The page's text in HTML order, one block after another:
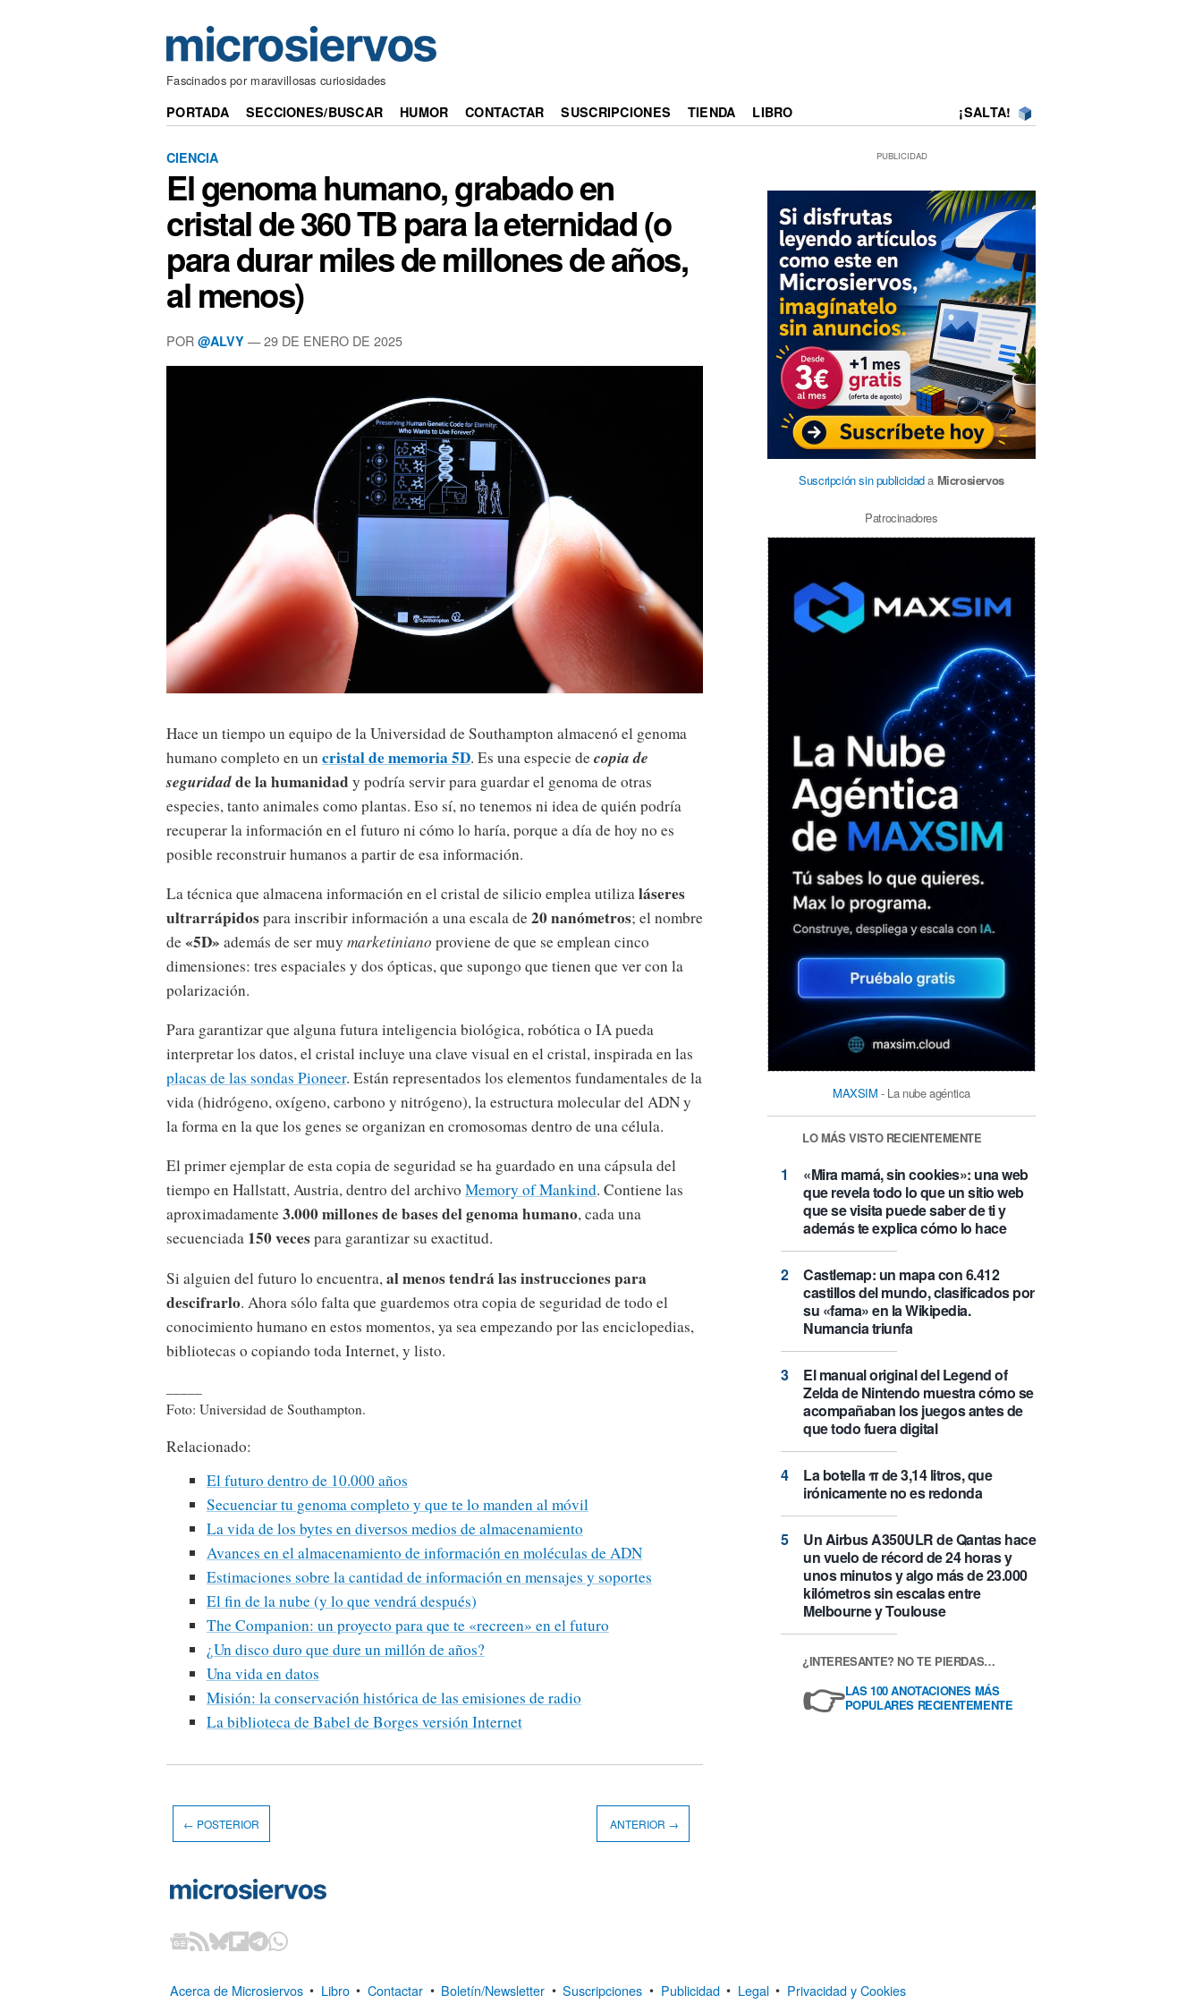
Fascinados por maravillosas curiosidades
PORTADA SECCIONES/BUSCAR HUMOR CONTACTAR SUSCRIPCIONES TIENDA LIBRO ¡SALTA!
CIENCIA
El genoma humano, grabado en
cristal de 360 TB para la eternidad (o
para durar miles de millones de años,
al menos)
POR @ALVY — 29 DE ENERO DE 2025
Hace un tiempo un equipo de la Universidad de Southampton almacenó el genoma
humano completo en uncristal de memoria 5D. Es una especie decopia de
seguridadde la humanidad y podría servir para guardar el genoma de otras
especies, tanto animales como plantas. Eso sí, no tenemos ni idea de quién podría
recuperar la información en el futuro ni cómo lo haría, porque a día de hoy no es
posible reconstruir humanos a partir de esa información.
La técnica que almacena información en el cristal de silicio emplea utilizaláseres
ultrarrápidospara inscribir información a una escala de20 nanómetros; el nombre
de«5D» además de ser muy marketiniano proviene de que se emplean cinco
dimensiones: tres espaciales y dos ópticas, que supongo que tienen que ver con la
polarización.
Para garantizar que alguna futura inteligencia biológica, robótica o IA pueda
interpretar los datos, el cristal incluye una clave visual en el cristal, inspirada en las
placas de las sondas Pioneer. Están representados los elementos fundamentales de la
vida (hidrógeno, oxígeno, carbono y nitrógeno), la estructura molecular del ADN y
la forma en la que los genes se organizan en cromosomas dentro de una célula.
El primer ejemplar de esta copia de seguridad se ha guardado en una cápsula del
tiempo en Hallstatt, Austria, dentro del archivo Memory of Mankind. Contiene las
aproximadamente3.000 millones de bases del genoma humano, cada una
secuenciada 150 vecespara garantizar su exactitud.
Si alguien del futuro lo encuentra,al menos tendrá las instrucciones para
descifrarlo. Ahora sólo falta que guardemos otra copia de seguridad de todo el
conocimiento humano en estos momentos, ya sea empezando por las enciclopedias,
bibliotecas o copiando toda Internet, y listo.
Foto: Universidad de Southampton.
Relacionado:
El futuro dentro de 10.000 años
Secuenciar tu genoma completo y que te lo manden al móvil
La vida de los bytes en diversos medios de almacenamiento
Avances en el almacenamiento de información en moléculas de ADN
Estimaciones sobre la cantidad de información en mensajes y soportes
El fin de la nube (y lo que vendrá después)
The Companion: un proyecto para que te «recreen» en el futuro
¿Un disco duro que dure un millón de años?
Una vida en datos
Misión: la conservación histórica de las emisiones de radio
La biblioteca de Babel de Borges versión Internet
PUBLICIDAD
Suscripción sin publicidada Microsiervos
Patrocinadores
MAXSIM - La nube agéntica
LO MÁS VISTO RECIENTEMENTE
«Mira mamá, sin cookies»: una web
que revela todo lo que un sitio web
que se visita puede saber de ti y
además te explica cómo lo hace
Castlemap: un mapa con 6.412
castillos del mundo, clasificados por
su «fama» en la Wikipedia.
Numancia triunfa
El manual original del Legend of
Zelda de Nintendo muestra cómo se
acompañaban los juegos antes de
que todo fuera digital
La botella π de 3,14 litros, que
irónicamente no es redonda
Un Airbus A350ULR de Qantas hace
un vuelo de récord de 24 horas y
unos minutos y algo más de 23.000
kilómetros sin escalas entre
Melbourne y Toulouse
¿INTERESANTE? NO TE PIERDAS…
👉LAS 100 ANOTACIONES MÁS
POPULARES RECIENTEMENTE
← POSTERIOR ANTERIOR →
Acerca de Microsiervos • Libro • Contactar • Boletín/Newsletter • Suscripciones • Publicidad • Legal • Privacidad y Cookies